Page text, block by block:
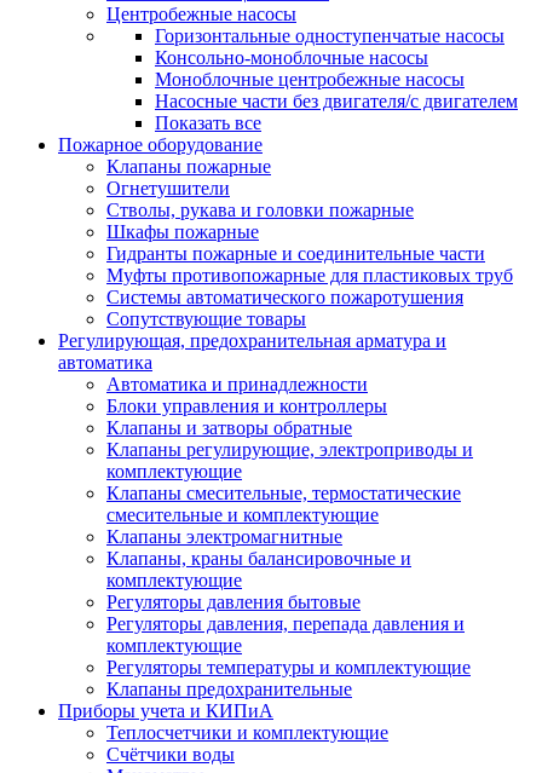
Центробежные насосы
Горизонтальные одноступенчатые насосы
Консольно-моноблочные насосы
Моноблочные центробежные насосы
Насосные части без двигателя/с двигателем
Показать все
Пожарное оборудование
Клапаны пожарные
Огнетушители
Стволы, рукава и головки пожарные
Шкафы пожарные
Гидранты пожарные и соединительные части
Муфты противопожарные для пластиковых труб
Системы автоматического пожаротушения
Сопутствующие товары
Регулирующая, предохранительная арматура и
автоматика
Автоматика и принадлежности
Блоки управления и контроллеры
Клапаны и затворы обратные
Клапаны регулирующие, электроприводы и
комплектующие
Клапаны смесительные, термостатические
смесительные и комплектующие
Клапаны электромагнитные
Клапаны, краны балансировочные и
комплектующие
Регуляторы давления бытовые
Регуляторы давления, перепада давления и
комплектующие
Регуляторы температуры и комплектующие
Клапаны предохранительные
Приборы учета и КИПиА
Теплосчетчики и комплектующие
Счётчики воды